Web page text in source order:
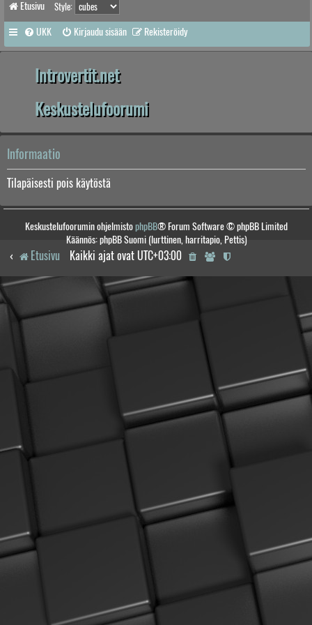
Etusivu Style:
UKK Kirjaudu sisään Rekisteröidy
Introvertit.net
Keskustelufoorumi
Informaatio
Tilapäisesti pois käytöstä
Keskustelufoorumin ohjelmistophpBB® Forum Software © phpBB Limited
Käännös: phpBB Suomi (lurttinen, harritapio, Pettis)
Etusivu Kaikki ajat ovat UTC+03:00